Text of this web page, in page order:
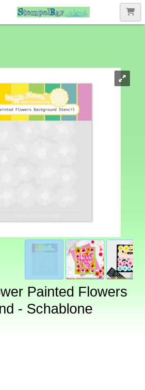
Painted Flowers
- Schablone